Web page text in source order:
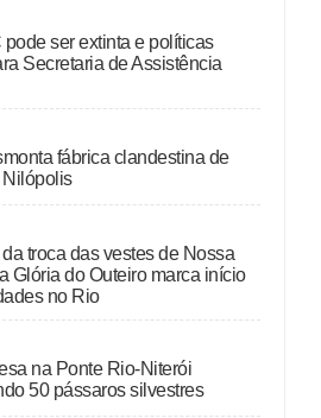
ser extinta e políticas
Secretaria de Assistência
fábrica clandestina de
Nilópolis
troca das vestes de Nossa
Glória do Outeiro marca início
no Rio
na Ponte Rio-Niterói
50 pássaros silvestres